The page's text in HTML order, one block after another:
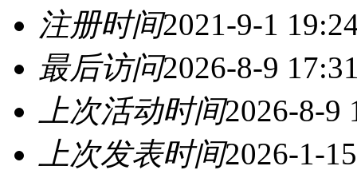
注册时间2021-9-1
最后访问2026-8-9
上次活动时间2026-8-9
上次发表时间2026-1-